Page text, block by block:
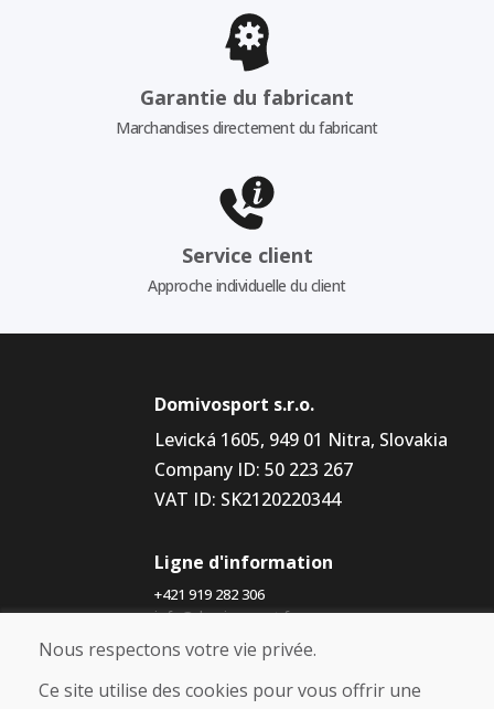
Garantie du fabricant
Marchandises directement du fabricant
Service client
Approche individuelle du client
Domivosport s.r.o.
Levická 1605, 949 01 Nitra, Slovakia
Company ID: 50 223 267
VAT ID: SK2120220344
Ligne d'information
+421 919 282 306
info@domivosport.fr
Nous respectons votre vie privée.
Ce site utilise des cookies pour vous offrir une